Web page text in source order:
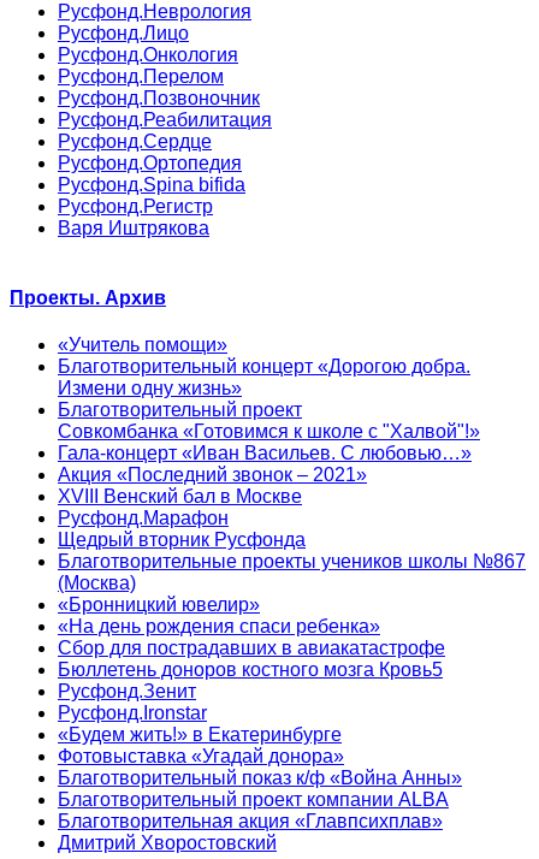
Русфонд.Неврология
Русфонд.Лицо
Русфонд.Онкология
Русфонд.Перелом
Русфонд.Позвоночник
Русфонд.Реабилитация
Русфонд.Сердце
Русфонд.Ортопедия
Русфонд.Spina bifida
Русфонд.Регистр
Варя Иштрякова
Проекты. Архив
«Учитель помощи»
Благотворительный концерт «Дорогою добра.
Измени одну жизнь»
Благотворительный проект
Совкомбанка «Готовимся к школе с "Халвой"!»
Гала-концерт «Иван Васильев. С любовью…»
Акция «Последний звонок – 2021»
XVIII Венский бал в Москве
Русфонд.Марафон
Щедрый вторник Русфонда
Благотворительные проекты учеников школы №867
(Москва)
«Бронницкий ювелир»
«На день рождения спаси ребенка»
Сбор для пострадавших в авиакатастрофе
Бюллетень доноров костного мозга Кровь5
Русфонд.Зенит
Русфонд.Ironstar
«Будем жить!» в Екатеринбурге
Фотовыставка «Угадай донора»
Благотворительный показ к/ф «Война Анны»
Благотворительный проект компании ALBA
Благотворительная акция «Главпсихплав»
Дмитрий Хворостовский